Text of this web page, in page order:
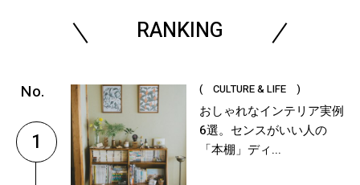
RANKING
1
( CULTURE & LIFE )
おしゃれなインテリア実例
6選。センスがいい人の
「本棚」ディ...